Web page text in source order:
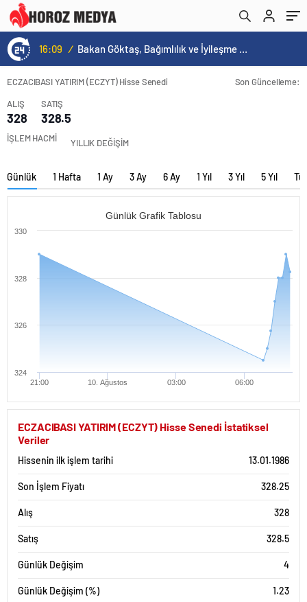
16:09 / Bakan Göktaş, Bağımlılık ve İyileşme Konulu Kadın Forumu’nda konuştu:
ECZACIBASI YATIRIM (ECZYT) Hisse Senedi
Son Güncelleme:
ALIŞ
328
SATIŞ
328.5
İŞLEM HACMİ YILLIK DEĞİŞİM
Günlük 1 Hafta 1 Ay 3 Ay 6 Ay 1 Yıl 3 Yıl 5 Yıl
Günlük Grafik Tablosu
21:00 10. Ağustos 03:00 06:00
324
326
328
330
ECZACIBASI YATIRIM (ECZYT) Hisse Senedi İstatiksel
Veriler
Hissenin ilk işlem tarihi 13.01.1986
Son İşlem Fiyatı 328.25
Alış 328
Satış 328.5
Günlük Değişim 4
Günlük Değişim (%) 1.23